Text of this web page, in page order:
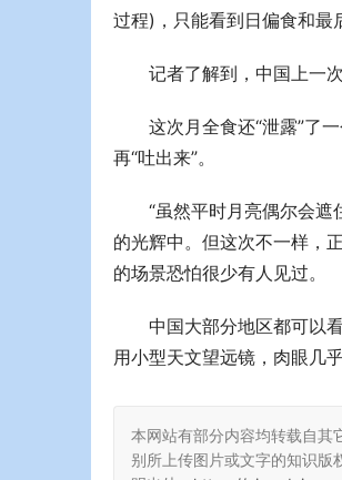
过程)，只能看到日偏食和最
记者了解到，中国上一
这次月全食还“泄露”了
再“吐出来”。
“虽然平时月亮偶尔会
的光辉中。但这次不一样，
的场景恐怕很少有人见过。
中国大部分地区都可以
用小型天文望远镜，肉眼几
本网站有部分内容均转载自其
别所上传图片或文字的知识版